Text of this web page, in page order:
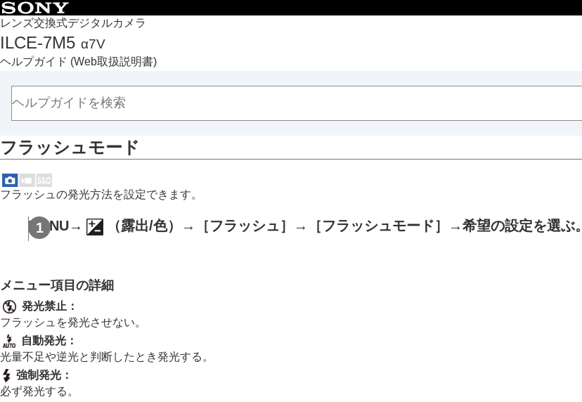
レンズ交換式デジタルカメラ
ILCE-7M5 α7V
ヘルプガイド (Web取扱説明書)
トップページ
ヘルプガイドの使いかた
必ずお読みください
本体と付属品を確認する
本機の基本操作
MENU一覧から機能を探す
この章の目次
フォーカス（ピント）を合わせる
フォーカス機能を使う
ISO感度を選ぶ
フラッシュモード
フラッシュの発光方法を設定できます。
MENU→ （露出/色）→ ［フラッシュ］ → ［フラッシュモード］ →希望の設定を選ぶ。
メニュー項目の詳細
発光禁止 ：
フラッシュを発光させない。
自動発光：
光量不足や逆光と判断したとき発光する。
強制発光 ：
必ず発光する。